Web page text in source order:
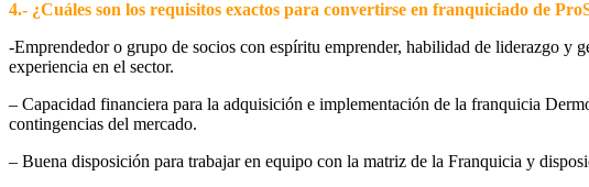
4.- ¿Cuáles son los requisitos exactos para convertirse en franquiciado de
-Emprendedor o grupo de socios con espíritu emprender, habilidad de liderazgo y
experiencia en el sector.
– Capacidad financiera para la adquisición e implementación de la franquicia
contingencias del mercado.
– Buena disposición para trabajar en equipo con la matriz de la Franquicia y